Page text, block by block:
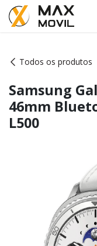
Pular para o conteúdo
Todos os produtos
Samsung
46mm
L500